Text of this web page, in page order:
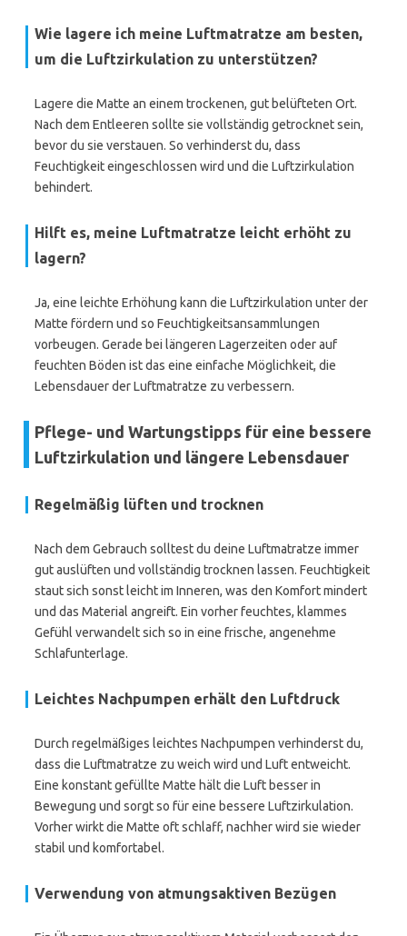
Wie lagere ich meine Luftmatratze am besten,
um die Luftzirkulation zu unterstützen?
Lagere die Matte an einem trockenen, gut belüfteten Ort.
Nach dem Entleeren sollte sie vollständig getrocknet sein,
bevor du sie verstauen. So verhinderst du, dass
Feuchtigkeit eingeschlossen wird und die Luftzirkulation
behindert.
Hilft es, meine Luftmatratze leicht erhöht zu
lagern?
Ja, eine leichte Erhöhung kann die Luftzirkulation unter der
Matte fördern und so Feuchtigkeitsansammlungen
vorbeugen. Gerade bei längeren Lagerzeiten oder auf
feuchten Böden ist das eine einfache Möglichkeit, die
Lebensdauer der Luftmatratze zu verbessern.
Pflege- und Wartungstipps für eine bessere
Luftzirkulation und längere Lebensdauer
Regelmäßig lüften und trocknen
Nach dem Gebrauch solltest du deine Luftmatratze immer
gut auslüften und vollständig trocknen lassen. Feuchtigkeit
staut sich sonst leicht im Inneren, was den Komfort mindert
und das Material angreift. Ein vorher feuchtes, klammes
Gefühl verwandelt sich so in eine frische, angenehme
Schlafunterlage.
Leichtes Nachpumpen erhält den Luftdruck
Durch regelmäßiges leichtes Nachpumpen verhinderst du,
dass die Luftmatratze zu weich wird und Luft entweicht.
Eine konstant gefüllte Matte hält die Luft besser in
Bewegung und sorgt so für eine bessere Luftzirkulation.
Vorher wirkt die Matte oft schlaff, nachher wird sie wieder
stabil und komfortabel.
Verwendung von atmungsaktiven Bezügen